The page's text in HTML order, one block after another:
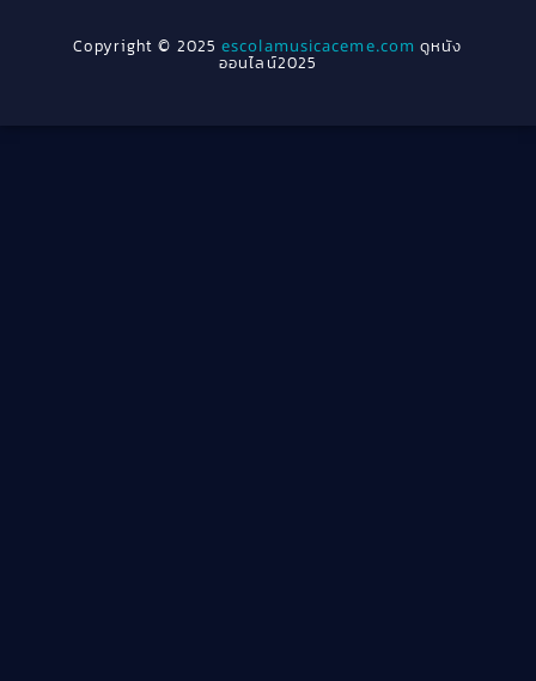
Cult Film(4)
1940
Copyright © 2025escolamusicaceme.com ดูหนัง
ออนไลน์2025